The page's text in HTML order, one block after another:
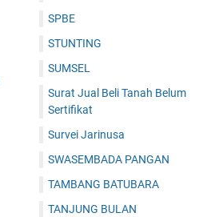
SPBE
STUNTING
SUMSEL
Surat Jual Beli Tanah Belum
Sertifikat
Survei Jarinusa
SWASEMBADA PANGAN
TAMBANG BATUBARA
TANJUNG BULAN